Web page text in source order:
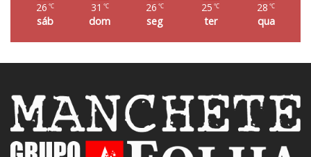
26 ℃
sáb
31 ℃
dom
26 ℃
seg
25 ℃
ter
28 ℃
qua